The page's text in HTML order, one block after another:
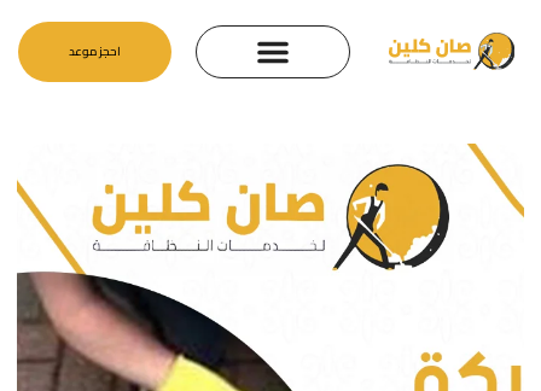
احجز موعد